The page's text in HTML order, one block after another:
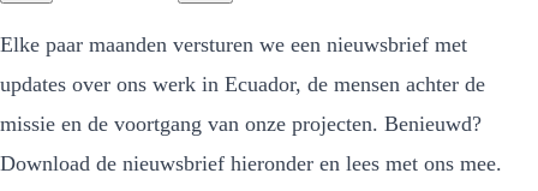
Elke paar maanden versturen we een nieuwsbrief met
updates over ons werk in Ecuador, de mensen achter de
missie en de voortgang van onze projecten. Benieuwd?
Download de nieuwsbrief hieronder en lees met ons mee.